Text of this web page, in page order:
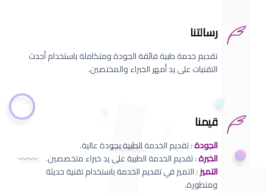
رسالتنا
تقديم خدمة طبية فائقة الجودة ومتكاملة باستخدام أحدث
التقنيات على يد أمهر الخبراء والمختصين.
قيمنا
الجودة: تقديم الخدمة الطبية بجودة عالية.
الخبرة: تقديم الخدمة الطبية على يد خبراء متخصصين.
التميز: التميز في تقديم الخدمة باستخدام تقنية حديثة
ومتطورة.